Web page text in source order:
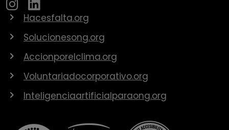
Hacesfalta.org
Solucionesong.org
Accionporelclima.org
Voluntariadocorporativo.org
Inteligenciaartificialparaong.org